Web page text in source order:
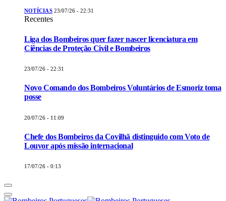
NOTÍCIAS 23/07/26 - 22:31
Recentes
Liga dos Bombeiros quer fazer nascer licenciatura em
Ciências de Proteção Civil e Bombeiros
23/07/26 - 22:31
Novo Comando dos Bombeiros Voluntários de Esmoriz toma
posse
20/07/26 - 11:09
Chefe dos Bombeiros da Covilhã distinguido com Voto de
Louvor após missão internacional
17/07/26 - 0:13